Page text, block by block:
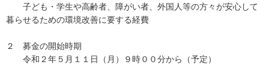
子ども・学生や高齢者、障がい者、外国人等の方々が安心して
暮らせるための環境改善に要する経費
２ 募金の開始時期
令和２年５月１１日（月）９時００分から（予定）